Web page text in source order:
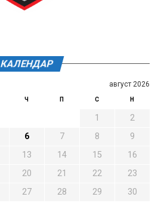
КАЛЕНДАР
август 2026
Ч П С Н
1
2
6 7 8
9
13 14 15
16
20 21 22
23
27 28 29 30